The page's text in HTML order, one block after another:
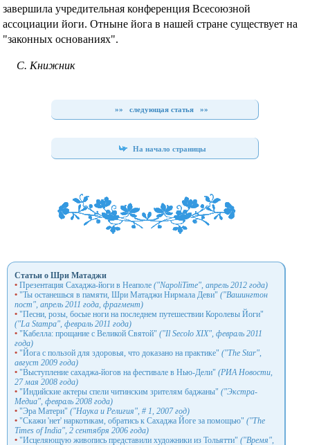
завершила учредительная конференция Всесоюзной
ассоциации йоги. Отныне йога в нашей стране существует на
"законных основаниях".
С. Книжник
»» следующая статья»»
На начало страницы
Статьи о Шри Матаджи
• Презентация Сахаджа-йоги в Неаполе ("NapoliTime", апрель 2012 года)
• "Ты останешься в памяти, Шри Матаджи Нирмала Деви" ("Вашингтон
пост", апрель 2011 года, фрагмент)
• "Песни, розы, босые ноги на последнем путешествии Королевы Йоги"
("La Stampa", февраль 2011 года)
• "Кабелла: прощание с Великой Святой" ("Il Secolo XIX", февраль 2011
года)
• "Йога с пользой для здоровья, что доказано на практике" ("The Star",
август 2009 года)
• "Выступление сахаджа-йогов на фестивале в Нью-Дели" (РИА Новости,
27 мая 2008 года)
• "Индийские актеры спели читинским зрителям баджаны" ("Экстра-
Медиа", февраль 2008 года)
• "Эра Матери" ("Наука и Религия", # 1, 2007 год)
• "Скажи 'нет' наркотикам, обратись к Сахаджа Йоге за помощью" ("The
Times of India", 2 сентября 2006 года)
• "Исцеляющую живопись представили художники из Тольятти" ("Время",